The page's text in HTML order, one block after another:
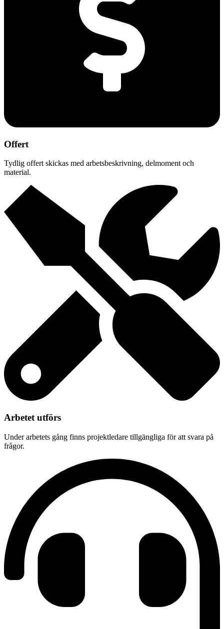
Offert
Tydlig offert skickas med arbetsbeskrivning, delmoment och
material.
Arbetet utförs
Under arbetets gång finns projektledare tillgängliga för att svara på
frågor.